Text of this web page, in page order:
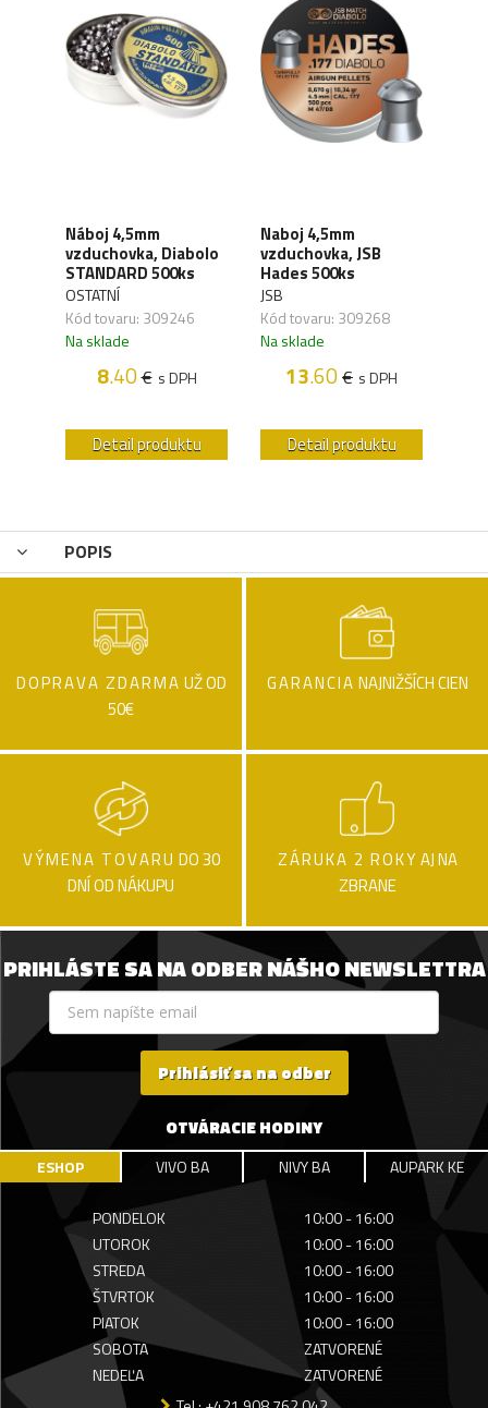
Náboj 4,5mm
vzduchovka, Diabolo
STANDARD 500ks
OSTATNÍ
Kód tovaru: 309246
Na sklade
8.40€ s DPH
Detail produktu
Naboj 4,5mm
vzduchovka, JSB
Hades 500ks
JSB
Kód tovaru: 309268
Na sklade
13.60€ s DPH
Detail produktu
POPIS
DOPRAVA ZDARMA UŽ OD
50€
GARANCIA NAJNIŽŠÍCH CIEN
VÝMENA TOVARU DO 30
DNÍ OD NÁKUPU
ZÁRUKA 2 ROKY AJ NA
ZBRANE
PRIHLÁSTE SA NA ODBER NÁŠHO NEWSLETTRA
Prihlásiť sa na odber
OTVÁRACIE HODINY
ESHOP VIVO BA NIVY BA AUPARK KE
PONDELOK
10:00 - 16:00
UTOROK
10:00 - 16:00
STREDA
10:00 - 16:00
ŠTVRTOK
10:00 - 16:00
PIATOK
10:00 - 16:00
SOBOTA
ZATVORENÉ
NEDEĽA
ZATVORENÉ